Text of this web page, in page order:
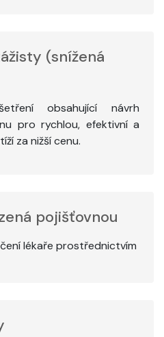
(snížená
obsahující návrh
pro rychlou, efektivní a
za nižší cenu.
pojišťovnou
lékaře prostřednictvím